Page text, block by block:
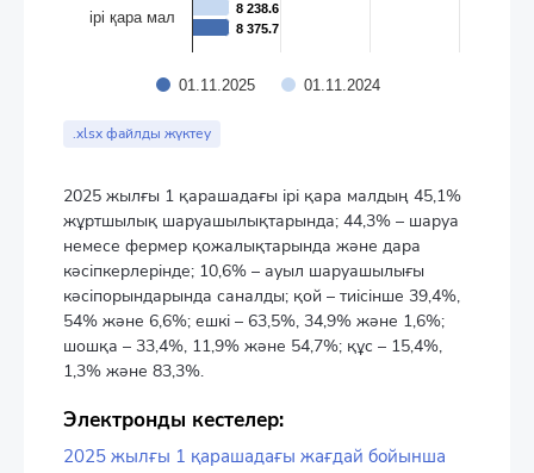
8 375.7
8 375.7
8 238.6
8 238.6
01.11.2025 01.11.2024
ірі қара мал
End of interactive chart.
.xlsx файлды жүктеу
2025 жылғы 1 қарашадағы ірі қара малдың 45,1%
жұртшылық шаруашылықтарында; 44,3% – шаруа
немесе фермер қожалықтарында және дара
кәсіпкерлерінде; 10,6% – ауыл шаруашылығы
кәсіпорындарында саналды; қой – тиісінше 39,4%,
54% және 6,6%; ешкі – 63,5%, 34,9% және 1,6%;
шошқа – 33,4%, 11,9% және 54,7%; құс – 15,4%,
1,3% және 83,3%.
Электронды кестелер:
2025 жылғы 1 қарашадағы жағдай бойынша